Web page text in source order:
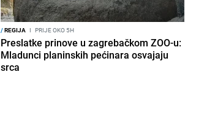
/REGIJA I PRIJE OKO 5H
Preslatke prinove u zagrebačkom ZOO-u:
Mladunci planinskih pećinara osvajaju
srca